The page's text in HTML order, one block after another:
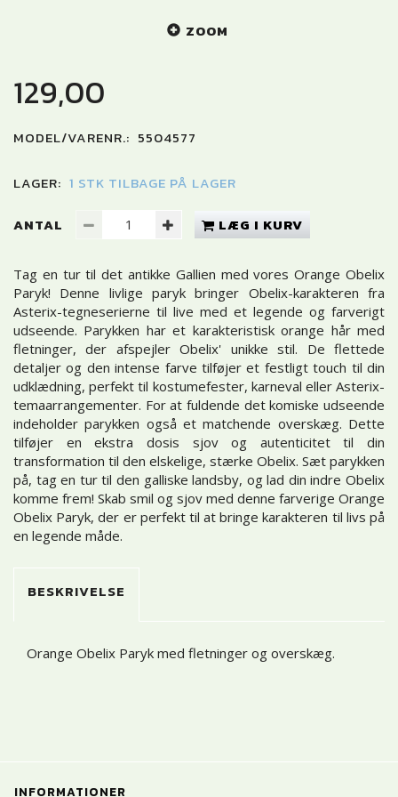
ZOOM
129,00
MODEL/VARENR.: 5504577
LAGER: 1 STK TILBAGE PÅ LAGER
ANTAL LÆG I KURV
Tag en tur til det antikke Gallien med vores Orange Obelix
Paryk! Denne livlige paryk bringer Obelix-karakteren fra
Asterix-tegneserierne til live med et legende og farverigt
udseende. Parykken har et karakteristisk orange hår med
fletninger, der afspejler Obelix' unikke stil. De flettede
detaljer og den intense farve tilføjer et festligt touch til din
udklædning, perfekt til kostumefester, karneval eller Asterix-
temaarrangementer. For at fuldende det komiske udseende
indeholder parykken også et matchende overskæg. Dette
tilføjer en ekstra dosis sjov og autenticitet til din
transformation til den elskelige, stærke Obelix. Sæt parykken
på, tag en tur til den galliske landsby, og lad din indre Obelix
komme frem! Skab smil og sjov med denne farverige Orange
Obelix Paryk, der er perfekt til at bringe karakteren til livs på
en legende måde.
BESKRIVELSE
Orange Obelix Paryk med fletninger og overskæg.
INFORMATIONER